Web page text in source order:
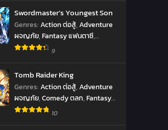
Swordmaster’s Youngest Son
Genres:Action ต่อสู้,Adventure
ผจญภัย,Fantasy แฟนตาซี,
Manhwa มังฮวา
9
Tomb Raider King
Genres:Action ต่อสู้,Adventure
ผจญภัย,Comedy ตลก,Fantasy
แฟนตาซี,Manhwa มังฮวา
10